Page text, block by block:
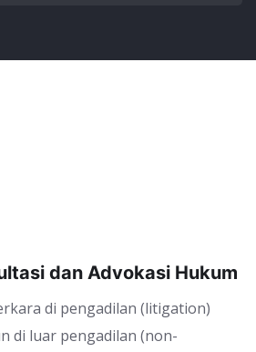
dan Advokasi Hukum
di pengadilan (litigation)
di luar pengadilan (non-